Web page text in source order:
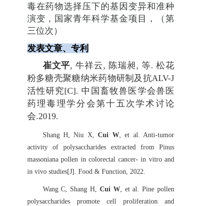
毒在药物选择压下的基因变异和准种
演变，国家青年科学基金项目，（第
三位次）
发表文章、专利
崔文平,牛祥云, 陈瑞昶 ,等.松花
粉多糖壳聚糖纳米药物研制及抗ALV-J
活性研究[C]. 中国畜牧兽医学会兽医
药理毒理学分会第十五次学术讨论
会.2019.
Shang H, Niu X,Cui W, et al. Anti-tumor
activity of polysaccharides extracted from Pinus
massoniana pollen in colorectal cancer- in vitro and
in vivo studies[J]. Food & Function, 2022.
Wang C, Shang H, Cui W, et al. Pine pollen
polysaccharides promote cell proliferation and